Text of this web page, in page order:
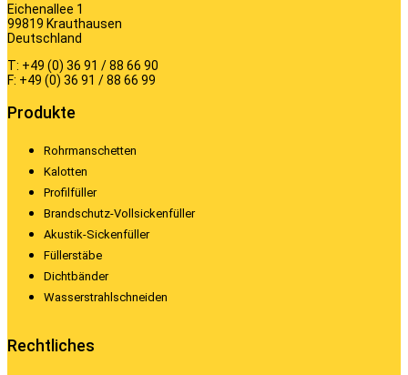
Eichenallee 1
99819 Krauthausen
Deutschland
T: +49 (0) 36 91 / 88 66 90
F: +49 (0) 36 91 / 88 66 99
Produkte
Rohrmanschetten
Kalotten
Profilfüller
Brandschutz-Vollsickenfüller
Akustik-Sickenfüller
Füllerstäbe
Dichtbänder
Wasserstrahlschneiden
Rechtliches